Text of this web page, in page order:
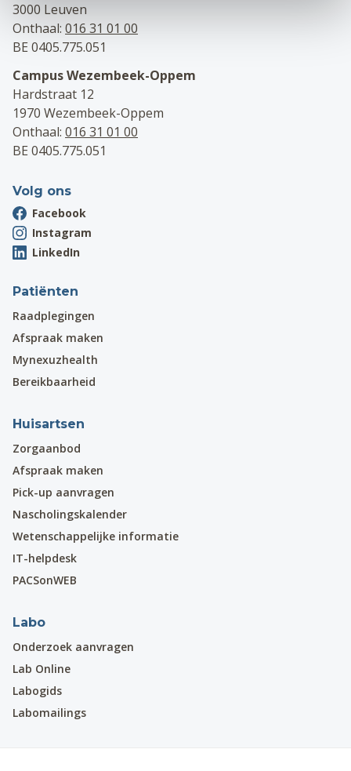
3000 Leuven
Onthaal: 016 31 01 00
BE 0405.775.051
Campus Wezembeek-Oppem
Hardstraat 12
1970 Wezembeek-Oppem
Onthaal: 016 31 01 00
BE 0405.775.051
Volg ons
Facebook
Instagram
LinkedIn
Patiënten
Raadplegingen
Afspraak maken
Mynexuzhealth
Bereikbaarheid
Huisartsen
Zorgaanbod
Afspraak maken
Pick-up aanvragen
Nascholingskalender
Wetenschappelijke informatie
IT-helpdesk
PACSonWEB
Labo
Onderzoek aanvragen
Lab Online
Labogids
Labomailings